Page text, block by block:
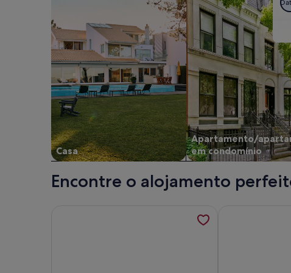
Casa
Apartamento/
em condomínio
Encontre o alojamento